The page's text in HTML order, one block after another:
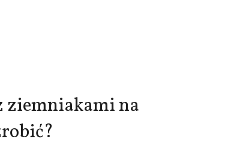
ziemniakami na